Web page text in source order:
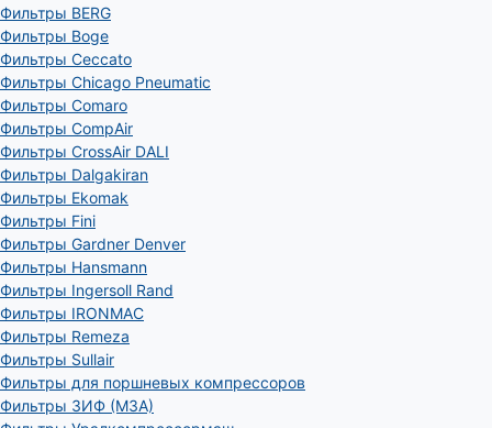
Фильтры BERG
Фильтры Boge
Фильтры Ceccato
Фильтры Chicago Pneumatic
Фильтры Comaro
Фильтры CompAir
Фильтры CrossAir DALI
Фильтры Dalgakiran
Фильтры Ekomak
Фильтры Fini
Фильтры Gardner Denver
Фильтры Hansmann
Фильтры Ingersoll Rand
Фильтры IRONMAC
Фильтры Remeza
Фильтры Sullair
Фильтры для поршневых компрессоров
Фильтры ЗИФ (МЗА)